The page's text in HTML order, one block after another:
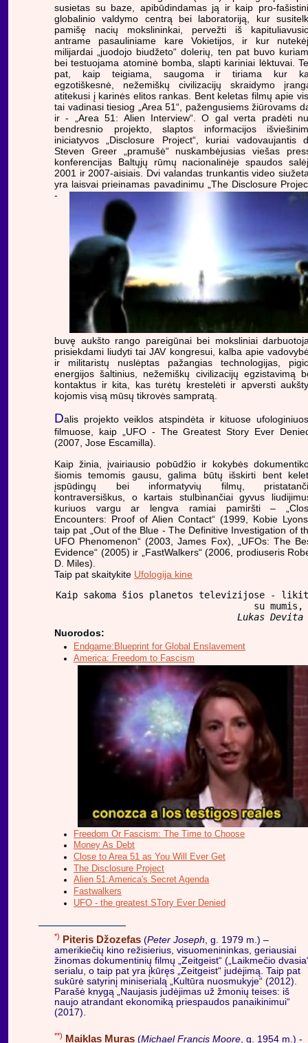
susietas su baze, apibūdindamas ją ir kaip pro-
globalinio valdymo centrą bei laboratoriją, kur
pamišę nacių mokslininkai, pervežti iš
antrame pasauliniame kare Vokietijos, ir kur
milijardai „juodojo biudžeto“ dolerių, ten pat buvo
bei testuojama atominė bomba, slapti kariniai lėktuvai.
pat, kaip teigiama, saugoma ir tiriama kur
egzotiškesnė, nežemiškų civilizacijų skraidymo
atitekusi į karinės elitos rankas. Bent keletas filmų apie
tai vadinasi tiesiog „Area 51“, pažengusiems žiūrovams
ir - „Area 51: Alien Interview“. O gal verta pradėti
bendresnio projekto, slaptos informacijos
iniciatyvos „Disclosure Project“, kuriai vadovaujantis
Steven Greer „pramušė“ nuskambėjusias viešas
konferencijas Baltųjų rūmų nacionalinėje spaudos
2001 ir 2007-aisiais. Dvi valandas trunkantis video
yra laisvai prieinamas pavadinimu „The Disclosure
-
buvę aukšto rango pareigūnai bei moksliniai
prisiekdami liudyti tai JAV kongresui, kalba apie
ir militaristų nuslėptas pažangias technologijas,
energijos šaltinius, nežemiškų civilizacijų egzistavimą
kontaktus ir kita, kas turėtų krestelėti ir apversti
kojomis visą mūsų tikrovės sampratą.
Dalis projekto veiklos atspindėta ir kituose
filmuose, kaip „UFO - The Greatest Story Ever
(2007, Jose Escamilla).
Kaip žinia, įvairiausio pobūdžio ir kokybės
šiomis temomis gausu, galima būtų išskirti bent
įspūdingų bei informatyvių filmų,
kontraversiškus, o kartais stulbinančiai gyvus
kuriuos vargu ar lengva ramiai pamiršti –
Encounters: Proof of Alien Contact“ (1999, Kobie
taip pat „Out of the Blue - The Definitive Investigation of
UFO Phenomenon“ (2003, James Fox), „UFOs: The
Evidence“ (2005) ir „FastWalkers“ (2006, prodiuseris
D. Miles).
Taip pat skaitykite Ufologija kine
Kaip sakoma šios planetos televizijose -
su
Lukas Devita
Nuorodos:
Endgame:Blueprint for Global Enslavement
America: Freedom to Fascism
Freedom Or Fascism: The Time to Choose
Money As Debt
Close to Area 51 as You Will Ever Get
The Disclosure Project
Alien 51:America's Secret Agenda
Fastwalkers
UFO - the greatest STory Ever Denied
*) Piteris Džozefas (Peter Joseph , g. 1979 m.) –
amerikiečių kino režisierius, visuomenininkas, geriausiai
žinomas dokumentinių filmų „Zeitgeist“ („Laikmečio
serialu, o taip pat yra įkūręs „Zeitgeist“ judėjimą. Taip pat
sukūrė satyrinį miniserialą „Kultūra nuosmukyje“ (2012).
Parašė knygą „Naujasis judėjimas už žmonių teises: iš
naujo atrandant ekonomiką priespaudos panaikinimui“
(2017).
**) Maiklas Muras (Michael Francis Moore , g. 1954 m.) -